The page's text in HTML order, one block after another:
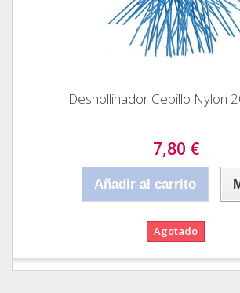
Deshollinador Cepillo Nylon
7,80 €
Añadir al carrito
Agotado